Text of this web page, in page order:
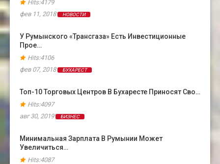
Hits:4179
фев 11, 2018
НОВОСТИ
У Румынского «Трансгаза» Есть Инвестиционные
Прое…
Hits:4106
фев 07, 2018
БУХАРЕСТ
Топ-10 Торговых Центров В Бухаресте Приносят Сво…
Hits:4097
авг 30, 2019
БИЗНЕС
Минимальная Зарплата В Румынии Может
Увеличиться…
Hits:4087